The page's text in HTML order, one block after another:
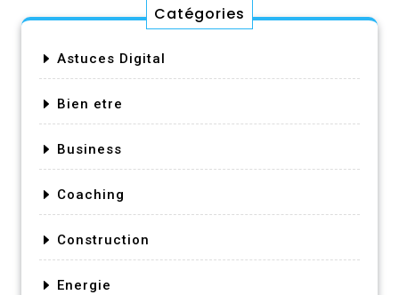
Catégories
Astuces Digital
Bien etre
Business
Coaching
Construction
Energie